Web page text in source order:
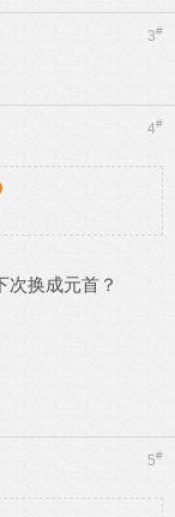
3#
4#
换成元首？
5#